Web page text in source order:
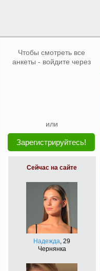
Чтобы смотреть все
анкеты - войдите через
или
Зарегистрируйтесь!
Сейчас на сайте
Надежда, 29
Чернянка